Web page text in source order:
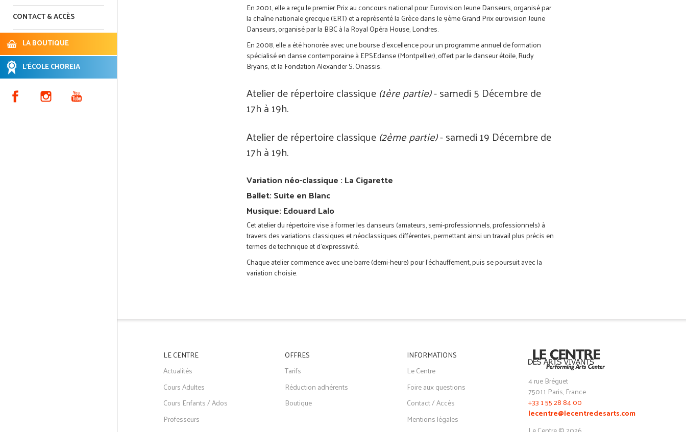
CONTACT & ACCÈS
LA BOUTIQUE
L'ÉCOLE CHOREIA
En 2001, elle a reçu le premier Prix au concours national pour Eurovision Jeune Danseurs, organisé par
la chaîne nationale grecque (ERT) et a représenté la Grèce dans le 9ème Grand Prix eurovision Jeune
Danseurs, organisé par la BBC à la Royal Opéra House, Londres.
En 2008, elle a été honorée avec une bourse d'excellence pour un programme annuel de formation
spécialisé en danse contemporaine à EPSEdanse (Montpellier), offert par le danseur étoile, Rudy
Bryans, et la Fondation Alexander S. Onassis.
Atelier de répertoire classique(1ère partie)- samedi 5 Décembre de
17h à 19h.
Atelier de répertoire classique(2ème partie)- samedi 19 Décembre de
17h à 19h.
Variation néo-classique : La Cigarette
Ballet: Suite en Blanc
Musique: Edouard Lalo
Cet atelier du répertoire vise à former les danseurs (amateurs, semi-professionnels, professionnels) à
travers des variations classiques et néoclassiques différentes, permettant ainsi un travail plus précis en
termes de technique et d'expressivité.
Chaque atelier commence avec une barre (demi-heure) pour l'échauffement, puis se poursuit avec la
variation choisie.
LE CENTRE
Actualités
Cours Adultes
Cours Enfants / Ados
Professeurs
OFFRES
Tarifs
Réduction adhérents
Boutique
INFORMATIONS
Le Centre
Foire aux questions
Contact / Accès
Mentions légales
4 rue Bréguet
75011 Paris, France
+33 1 55 28 84 00
lecentre@lecentredesarts.com